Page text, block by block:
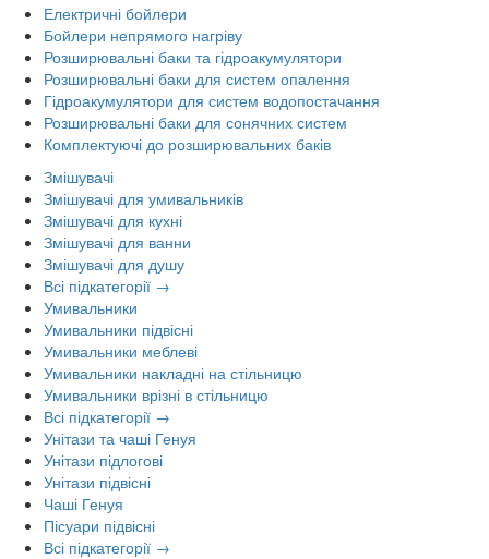
Електричні бойлери
Бойлери непрямого нагріву
Розширювальні баки та гідроакумулятори
Розширювальні баки для систем опалення
Гідроакумулятори для систем водопостачання
Розширювальні баки для сонячних систем
Комплектуючі до розширювальних баків
Змішувачі
Змішувачі для умивальників
Змішувачі для кухні
Змішувачі для ванни
Змішувачі для душу
Всі підкатегорії →
Умивальники
Умивальники підвісні
Умивальники меблеві
Умивальники накладні на стільницю
Умивальники врізні в стільницю
Всі підкатегорії →
Унітази та чаші Генуя
Унітази підлогові
Унітази підвісні
Чаші Генуя
Пісуари підвісні
Всі підкатегорії →